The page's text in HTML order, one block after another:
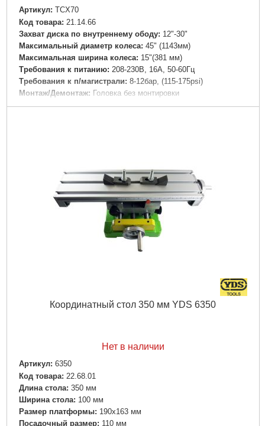
Артикул: TCX70
Код товара: 21.14.66
Захват диска по внутреннему ободу: 12"-30"
Максимальный диаметр колеса: 45" (1143мм)
Максимальная ширина колеса: 15"(381 мм)
Требования к питанию: 208-230В, 16А, 50-60Гц
Требования к п/магистрали: 8-12бар, (115-175psi)
Монтаж/Демонтаж: Головка без монтировки
Метод зажима: Центральный зажим
Частота вращения двигателя: 7/17 об/мин ПЧС 7 об/мин
Крутящий момент: 880 Нм
Подробнее...
Координатный стол 350 мм YDS 6350
Нет в наличии
Артикул: 6350
Код товара: 22.68.01
Длина стола: 350 мм
Ширина стола: 100 мм
Размер платформы: 190х163 мм
Посадочный размер: 110 мм